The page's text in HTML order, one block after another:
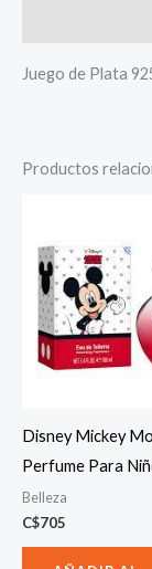
Juego de Plata
Productos
Disney Mickey
Perfume Para
Belleza
C$705